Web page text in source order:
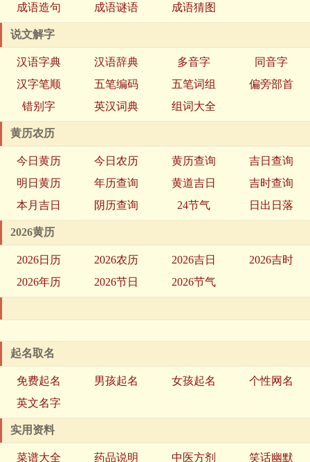
成语造句
成语谜语 成语猜图
说文解字
汉语字典 汉语辞典 多音字
同音字
汉字笔顺
五笔编码 五笔词组
偏旁部首
错别字
英汉词典 组词大全
黄历农历
今日黄历 今日农历 黄历查询
吉日查询
明日黄历
年历查询 黄道吉日
吉时查询
本月吉日
阴历查询 24节气 日出日落
2026黄历
2026日历 2026农历 2026吉日
2026吉时
2026年历
2026节日 2026节气
起名取名
免费起名 男孩起名 女孩起名
个性网名
英文名字
实用资料
菜谱大全 药品说明 中医方剂 笑话幽默